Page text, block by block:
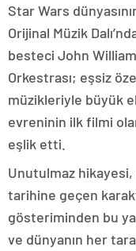
Star Wars
Orijinal Müzik
besteci John
Orkestrası; eşsiz
müzikleriyle büyük
evreninin ilk filmi
eşlik etti.
Unutulmaz
tarihine geçen
gösteriminden bu
ve dünyanın her